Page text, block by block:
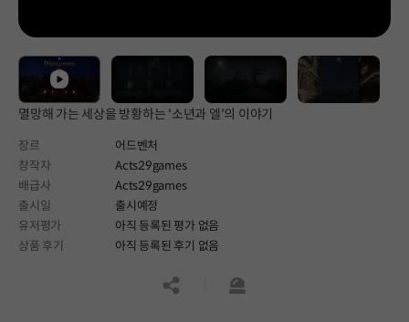
멸망해 가는 세상을 방황하는 '소년과 엘'의 이야기
장르
어드벤처
창작자
Acts29games
배급사
Acts29games
출시일
출시예정
유저평가
아직 등록된 평가 없음
상품 후기
아직 등록된 후기 없음
공유하기신고하기